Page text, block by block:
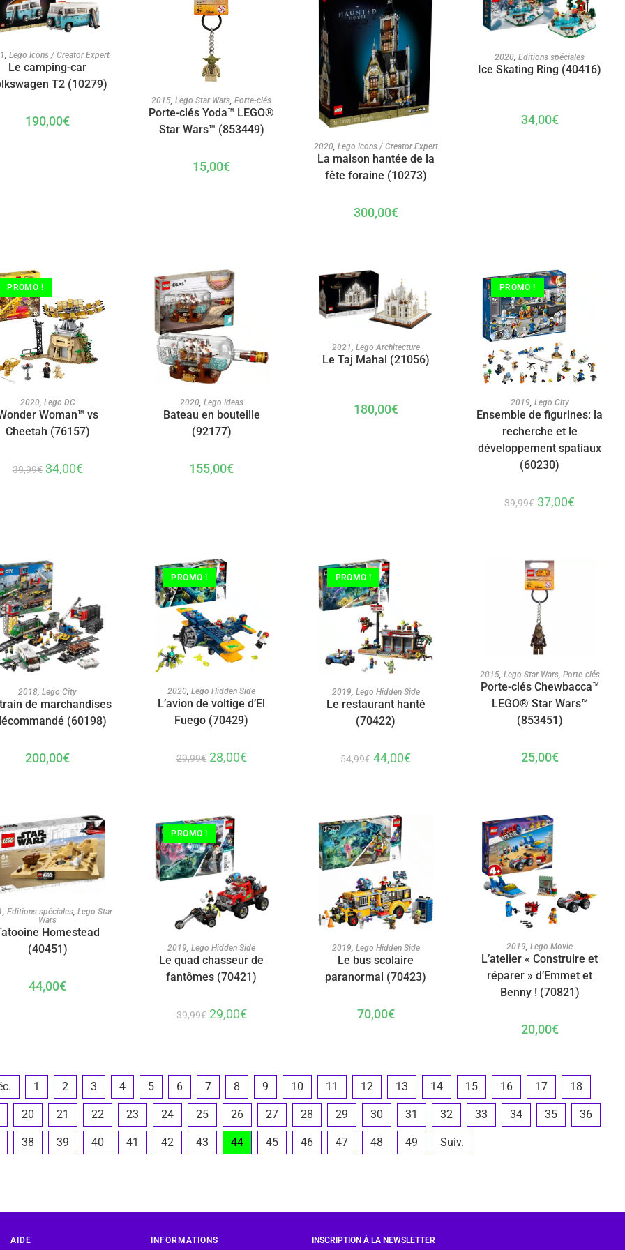
AJOUTER AU PANIER
,Lego Icons / Creator Expert
Le camping-car
T2 (10279)
190,00€
AJOUTER AU PANIER
2015,Lego Star Wars,Porte-clés
Porte-clés Yoda™ LEGO®
Star Wars™ (853449)
15,00€
AJOUTER AU PANIER
2020, Lego Icons / Creator Expert
La maison hantée de la
fête foraine (10273)
300,00€
AJOUTER AU PANIER
2020,Editions spéciales
Ice Skating Ring (40416)
34,00€
PROMO !
AJOUTER AU PANIER
2020, Lego DC
Woman™ vs
Cheetah (76157)
39,99€ 34,00€
AJOUTER AU PANIER
2020, Lego Ideas
Bateau en bouteille
(92177)
155,00€
AJOUTER AU PANIER
2021 Lego Architecture
Le Taj Mahal (21056)
180,00€
PROMO !
AJOUTER AU PANIER
2019, Lego City
Ensemble de figurines: la
recherche et le
développement spatiaux
(60230)
39,99€ 37,00€
AJOUTER AU PANIER
2018,Lego City
de marchandises
(60198)
200,00€
PROMO !
AJOUTER AU PANIER
2020 ,Lego Hidden Side
L’avion de voltige d’El
Fuego (70429)
29,99€ 28,00€
PROMO !
AJOUTER AU PANIER
2019, Lego Hidden Side
Le restaurant hanté
(70422)
54,99€ 44,00€
AJOUTER AU PANIER
2015, Lego Star Wars, Porte-clés
Porte-clés Chewbacca™
LEGO® Star Wars™
(853451)
25,00€
AJOUTER AU PANIER
Editions spéciales, Lego Star
Wars
Homestead
(40451)
44,00€
PROMO !
AJOUTER AU PANIER
2019,Lego Hidden Side
Le quad chasseur de
fantômes (70421)
39,99€ 29,00€
AJOUTER AU PANIER
2019, Lego Hidden Side
Le bus scolaire
paranormal (70423)
70,00€
AJOUTER AU PANIER
2019,Lego Movie
L’atelier « Construire et
réparer » d’Emmet et
Benny ! (70821)
20,00€
1 2 3 4 5 6 7 8 9 10 11 12 13 14 15 16 17 18
20 21 22 23 24 25 26 27 28 29 30 31 32 33 34 35 36
38 39 40 41 42 43 44 45 46 47 48 49 Suiv.
AIDE INFORMATIONS INSCRIPTION À LA NEWSLETTER